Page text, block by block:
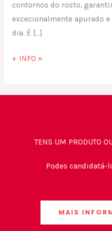
contornos do rosto,
excecionalmente apurado
dia. É […]
+ INFO »
TENS UM PRODUTO
Podes candidatá-
MAIS